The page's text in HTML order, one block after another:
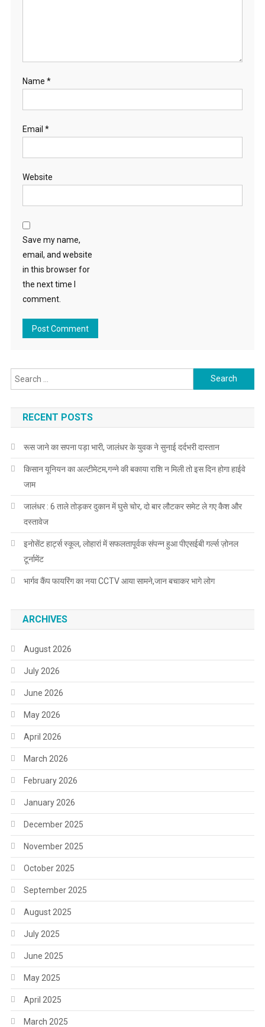
Name *
Email *
Website
Save my name,
email, and website
in this browser for
the next time I
comment.
Search for:
RECENT POSTS
रूस जाने का सपना पड़ा भारी, जालंधर के युवक ने सुनाई दर्दभरी दास्तान
किसान यूनियन का अल्टीमेटम,गन्ने की बकाया राशि न मिली तो इस दिन होगा हाईवे
जाम
जालंधर : 6 ताले तोड़कर दुकान में घुसे चोर, दो बार लौटकर समेट ले गए कैश और
दस्तावेज
इनोसेंट हार्ट्स स्कूल, लोहारां में सफलतापूर्वक संपन्न हुआ पीएसईबी गर्ल्स ज़ोनल
टूर्नामेंट
भार्गव कैंप फायरिंग का नया CCTV आया सामने,जान बचाकर भागे लोग
ARCHIVES
August 2026
July 2026
June 2026
May 2026
April 2026
March 2026
February 2026
January 2026
December 2025
November 2025
October 2025
September 2025
August 2025
July 2025
June 2025
May 2025
April 2025
March 2025